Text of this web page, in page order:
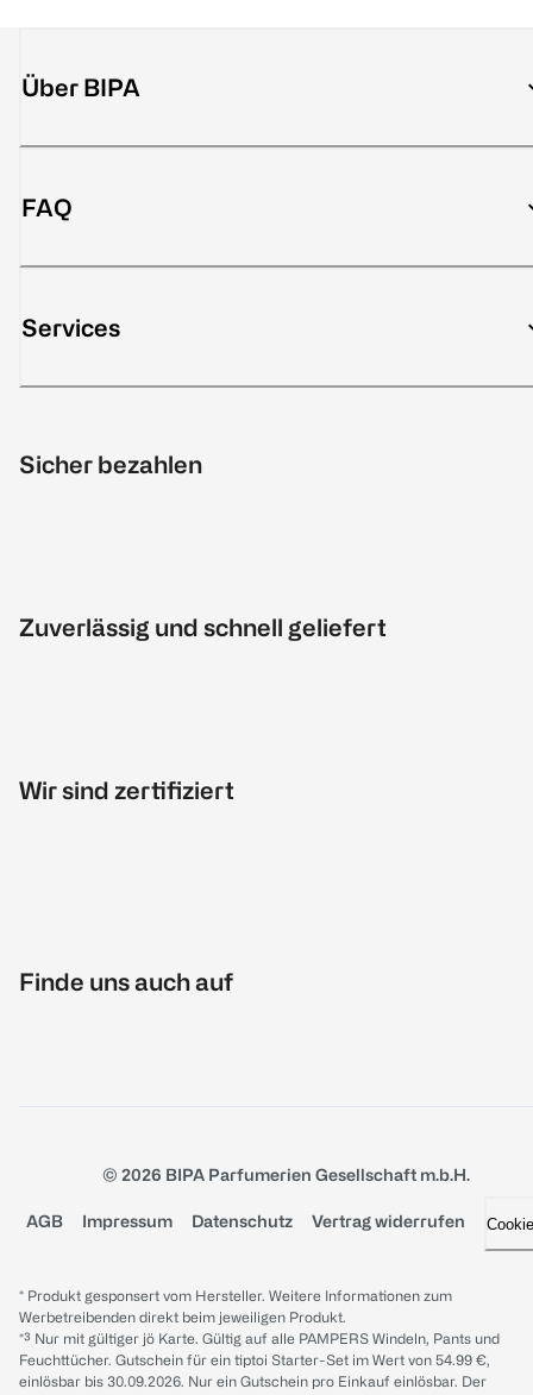
Über BIPA
FAQ
Services
Sicher bezahlen
Zuverlässig und schnell geliefert
Wir sind zertifiziert
Finde uns auch auf
© 2026 BIPA Parfumerien Gesellschaft m.b.H.
AGB Impressum Datenschutz Vertrag widerrufen
* Produkt gesponsert vom Hersteller. Weitere Informationen zum
Werbetreibenden direkt beim jeweiligen Produkt.
*³ Nur mit gültiger jö Karte. Gültig auf alle PAMPERS Windeln, Pants und
Feuchttücher. Gutschein für ein tiptoi Starter-Set im Wert von 54.99 €,
einlösbar bis 30.09.2026. Nur ein Gutschein pro Einkauf einlösbar. Der